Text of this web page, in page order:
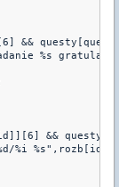
&&
%s
&&
%i